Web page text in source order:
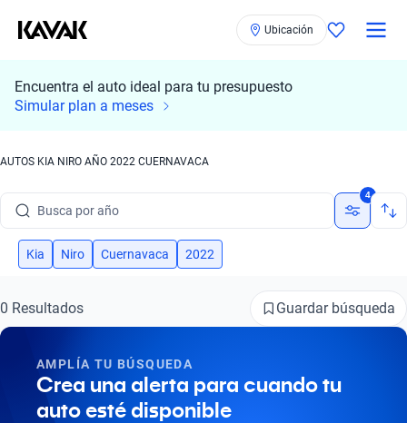
Ubicación
Encuentra el auto ideal para tu presupuesto
Simular plan a meses
AUTOS KIA NIRO AÑO 2022 CUERNAVACA
Busca por marca
Busca por año
Busca por marca
Busca por versión
Busca por año
4
Kia Niro Cuernavaca 2022
0 Resultados Guardar búsqueda
AMPLÍA TU BÚSQUEDA
Crea una alerta para cuando tu
auto esté disponible